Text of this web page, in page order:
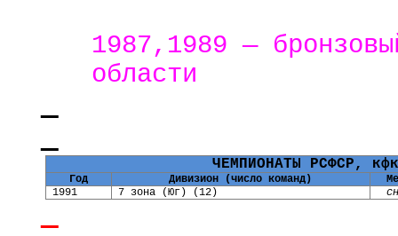
1987,1989 —
области
ЧЕМПИОНАТЫ РСФСР,
Год Дивизион (число команд)
1991
7 зона (Юг) (12)